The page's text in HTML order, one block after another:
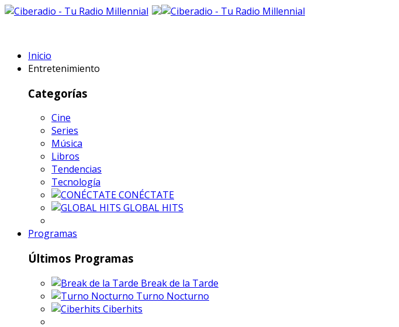
Inicio
Entretenimiento
Categorías
Cine
Series
Música
Libros
Tendencias
Tecnología
CONÉCTATE
GLOBAL HITS
Programas
Últimos Programas
Break de la Tarde
Turno Nocturno
Ciberhits